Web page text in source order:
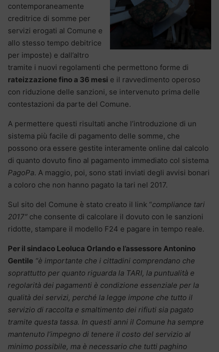
contemporaneamente
creditrice di somme per
servizi erogati al Comune e
allo stesso tempo debitrice
per imposte) e dall’altro
tramite i nuovi regolamenti che permettono forme di
rateizzazione fino a 36 mesi e il ravvedimento operoso
con riduzione delle sanzioni, se intervenuto prima delle
contestazioni da parte del Comune.
A permettere questi risultati anche l’introduzione di un
sistema più facile di pagamento delle somme, che
possono ora essere gestite interamente online dal calcolo
di quanto dovuto fino al pagamento immediato col sistema
PagoPa. A maggio, poi, sono stati inviati degli avvisi bonari
a coloro che non hanno pagato la tari nel 2017.
Sul sito del Comune è stato creato il link “compliance tari
2017″ che consente di calcolare il dovuto con le sanzioni
ridotte, stampare il modello F24 e pagare in tempo reale.
Per il sindaco Leoluca Orlando e l’assessore Antonino
Gentile “è importante che i cittadini comprendano che
soprattutto per quanto riguarda la TARI, la puntualità e
regolarità dei pagamenti è condizione essenziale per la
qualità dei servizi, perché la legge impone che tutto il
servizio di raccolta e smaltimento dei rifiuti sia pagato
tramite questa tassa. In questi anni il Comune ha sempre
mantenuto l’impegno di tenere il costo del servizio al
minimo possibile, ma è necessario che tutti paghino